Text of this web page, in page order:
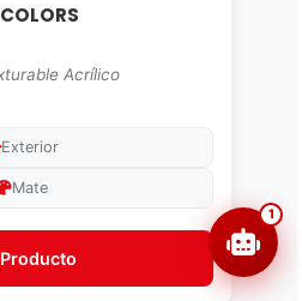
Acrílico
Exterior
Mate
1